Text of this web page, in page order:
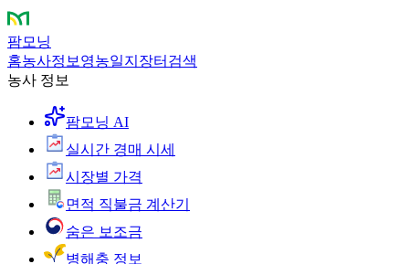
팜모닝
홈농사정보 영농일지 장터 검색
농사 정보
팜모닝 AI
실시간 경매 시세
시장별 가격
면적 직불금 계산기
숨은 보조금
병해충 정보